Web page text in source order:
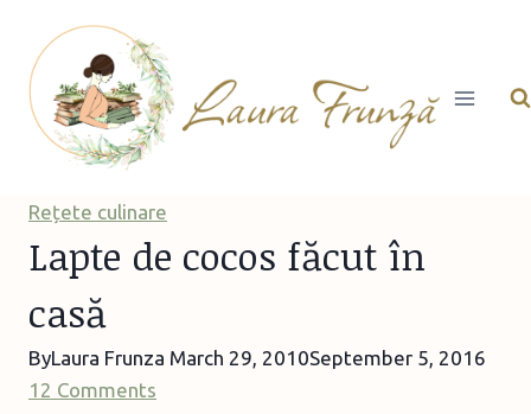
content
Rețete culinare
Lapte de cocos făcut în
casă
ByLaura Frunza March 29, 2010September 5, 2016
12 Comments